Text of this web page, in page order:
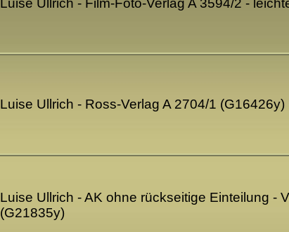
Luise Ullrich - Film-Foto-Verlag A 3594/2 -
Luise Ullrich - Ross-Verlag A 2704/1 (G16426y)
Luise Ullrich - AK ohne rückseitige Einteilung -
(G21835y)